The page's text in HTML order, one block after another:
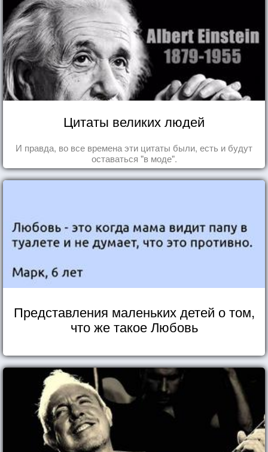
Цитаты великих людей
И правда, во все времена эти цитаты были, есть и будут
оставаться "в моде".
Представления маленьких детей о том,
что же такое Любовь